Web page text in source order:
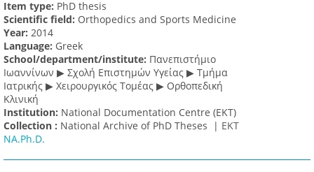
Item type: PhD thesis
Scientific field: Orthopedics and Sports Medicine
Υear: 2014
Language: Greek
School/department/institute: Πανεπιστήμιο
Ιωαννίνων ▶ Σχολή Επιστημών Υγείας ▶ Τμήμα
Ιατρικής ▶ Χειρουργικός Τομέας ▶ Ορθοπεδική
Κλινική
Institution: National Documentation Centre (EKT)
Collection : National Archive of PhD Theses | ΕΚΤ
NA.Ph.D.